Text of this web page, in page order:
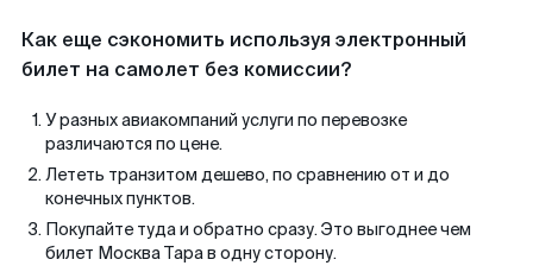
Как еще сэкономить используя электронный
билет на самолет без комиссии?
У разных авиакомпаний услуги по перевозке
различаются по цене.
Лететь транзитом дешево, по сравнению от и до
конечных пунктов.
Покупайте туда и обратно сразу. Это выгоднее чем
билет Москва Тара в одну сторону.